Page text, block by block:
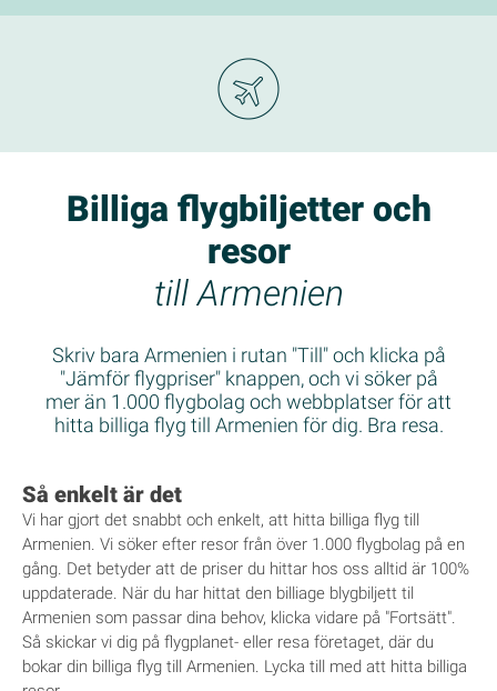
Billiga flygbiljetter och
resor
till Armenien
Skriv bara Armenien i rutan "Till" och klicka på
"Jämför flygpriser" knappen, och vi söker på
mer än 1.000 flygbolag och webbplatser för att
hitta billiga flyg till Armenien för dig. Bra resa.
Så enkelt är det
Vi har gjort det snabbt och enkelt, att hitta billiga flyg till
Armenien. Vi söker efter resor från över 1.000 flygbolag på en
gång. Det betyder att de priser du hittar hos oss alltid är 100%
uppdaterade. När du har hittat den billiage blygbiljett til
Armenien som passar dina behov, klicka vidare på "Fortsätt".
Så skickar vi dig på flygplanet- eller resa företaget, där du
bokar din billiga flyg till Armenien. Lycka till med att hitta billiga